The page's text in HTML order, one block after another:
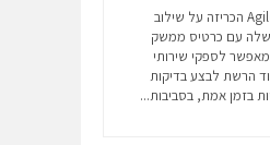
Agilent Technologies הכריזה על שילוב
עם כרטיס ממשק
לספקי שירותי
הרשת לבצע בדיקות
בזמן אמת, בסביבות...